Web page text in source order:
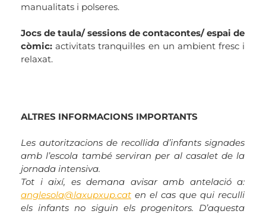
manualitats i polseres.
Jocs de taula/ sessions de contacontes/ espai de
còmic: activitats tranquil·les en un ambient fresc i
relaxat.
ALTRES INFORMACIONS IMPORTANTS
Les autoritzacions de recollida d’infants signades
amb l’escola també serviran per al casalet de la
jornada intensiva.
Tot i així, es demana avisar amb antelació a:
anglesola@laxupxup.cat en el cas que qui reculli
els infants no siguin els progenitors. D’aquesta